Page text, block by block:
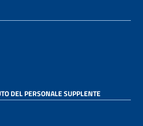
DEL PERSONALE SUPPLENTE